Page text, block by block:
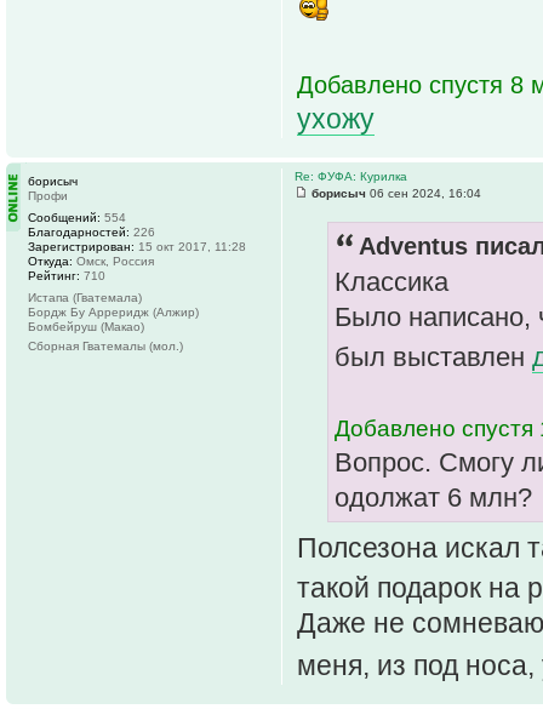
Добавлено спустя 8
ухожу
Re: ФУФА: Курилка
борисыч 06 сен 2024, 16:04
Adventus
Классика
Было написано,
был выставлен
Добавлено спустя
Вопрос. Смогу
одолжат 6 млн?
Полсезона искал
такой подарок на
Даже не
меня, из под
борисыч
Профи
Сообщений: 554
Благодарностей: 226
Зарегистрирован: 15 окт 2017, 11:28
Откуда: Омск, Россия
Рейтинг: 710
Истапа (Гватемала)
Бордж Бу Арреридж (Алжир)
Бомбейруш (Макао)
Сборная Гватемалы (мол.)